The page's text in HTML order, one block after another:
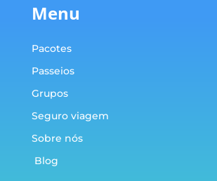
Menu
Pacotes
Passeios
Grupos
Seguro viagem
Sobre nós
Blog